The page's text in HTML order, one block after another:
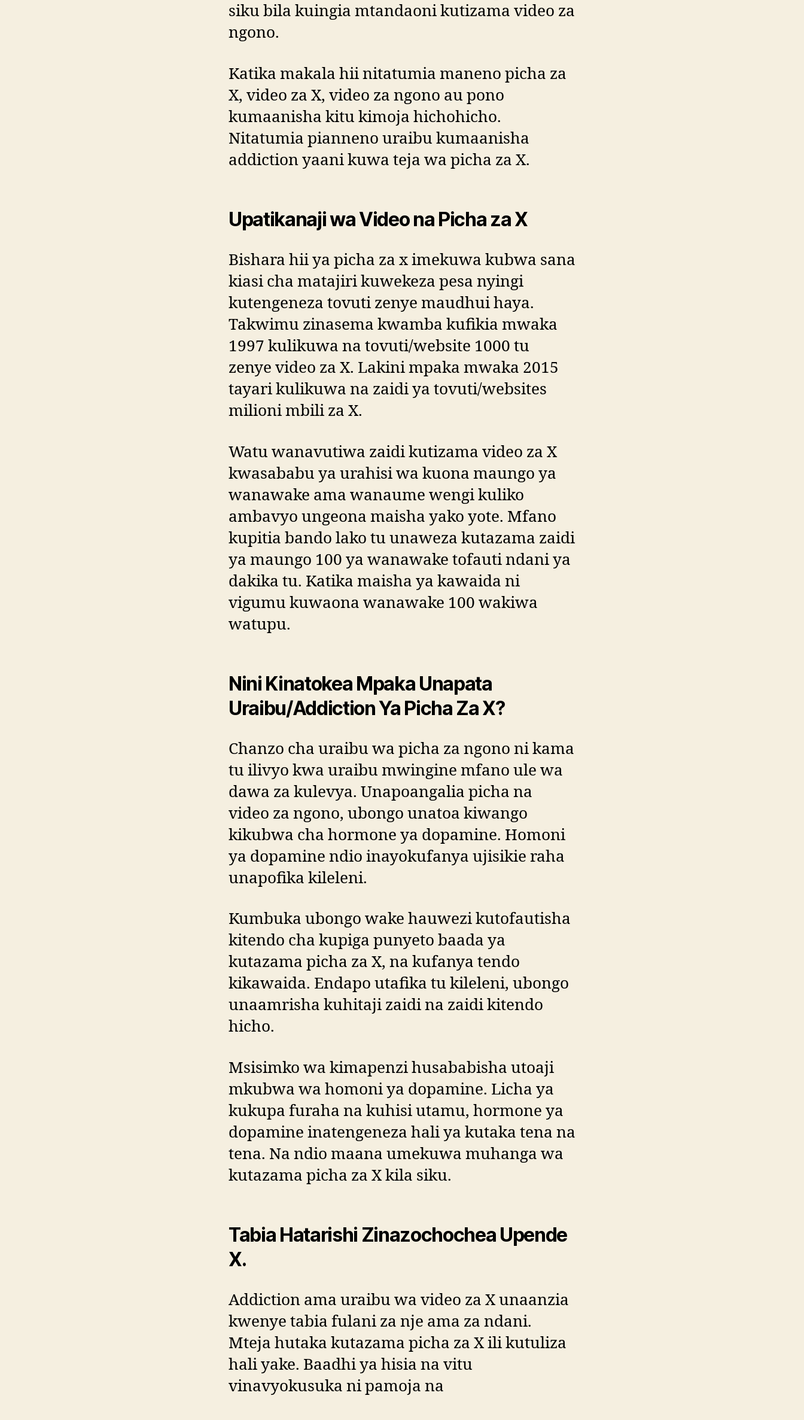
siku bila kuingia mtandaoni kutizama video za
ngono.
Katika makala hii nitatumia maneno picha za
X, video za X, video za ngono au pono
kumaanisha kitu kimoja hichohicho.
Nitatumia pianneno uraibu kumaanisha
addiction yaani kuwa teja wa picha za X.
Upatikanaji wa Video na Picha za X
Bishara hii ya picha za x imekuwa kubwa sana
kiasi cha matajiri kuwekeza pesa nyingi
kutengeneza tovuti zenye maudhui haya.
Takwimu zinasema kwamba kufikia mwaka
1997 kulikuwa na tovuti/website 1000 tu
zenye video za X. Lakini mpaka mwaka 2015
tayari kulikuwa na zaidi ya tovuti/websites
milioni mbili za X.
Watu wanavutiwa zaidi kutizama video za X
kwasababu ya urahisi wa kuona maungo ya
wanawake ama wanaume wengi kuliko
ambavyo ungeona maisha yako yote. Mfano
kupitia bando lako tu unaweza kutazama zaidi
ya maungo 100 ya wanawake tofauti ndani ya
dakika tu. Katika maisha ya kawaida ni
vigumu kuwaona wanawake 100 wakiwa
watupu.
Nini Kinatokea Mpaka Unapata
Uraibu/Addiction Ya Picha Za X?
Chanzo cha uraibu wa picha za ngono ni kama
tu ilivyo kwa uraibu mwingine mfano ule wa
dawa za kulevya. Unapoangalia picha na
video za ngono, ubongo unatoa kiwango
kikubwa cha hormone ya dopamine. Homoni
ya dopamine ndio inayokufanya ujisikie raha
unapofika kileleni.
Kumbuka ubongo wake hauwezi kutofautisha
kitendo cha kupiga punyeto baada ya
kutazama picha za X, na kufanya tendo
kikawaida. Endapo utafika tu kileleni, ubongo
unaamrisha kuhitaji zaidi na zaidi kitendo
hicho.
Msisimko wa kimapenzi husababisha utoaji
mkubwa wa homoni ya dopamine. Licha ya
kukupa furaha na kuhisi utamu, hormone ya
dopamine inatengeneza hali ya kutaka tena na
tena. Na ndio maana umekuwa muhanga wa
kutazama picha za X kila siku.
Tabia Hatarishi Zinazochochea Upende
X.
Addiction ama uraibu wa video za X unaanzia
kwenye tabia fulani za nje ama za ndani.
Mteja hutaka kutazama picha za X ili kutuliza
hali yake. Baadhi ya hisia na vitu
vinavyokusuka ni pamoja na